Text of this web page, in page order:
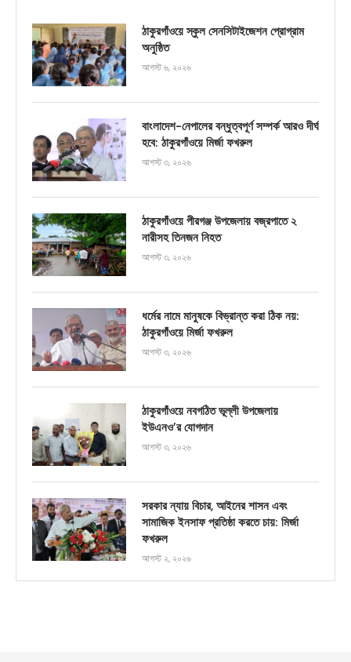
ঠাকুরগাঁওয়ে স্কুল সেনসিটাইজেশন প্রোগ্রাম
অনুষ্ঠিত
আগস্ট ৬, ২০২৬
বাংলাদেশ-নেপালের বন্ধুত্বপূর্ণ সম্পর্ক আরও দীর্ঘ
হবে: ঠাকুরগাঁওয়ে মির্জা ফখরুল
আগস্ট ৩, ২০২৬
ঠাকুরগাঁওয়ে পীরগঞ্জ উপজেলায় বজ্রপাতে ২
নারীসহ তিনজন নিহত
আগস্ট ৩, ২০২৬
ধর্মের নামে মানুষকে বিভ্রান্ত করা ঠিক নয়:
ঠাকুরগাঁওয়ে মির্জা ফখরুল
আগস্ট ৩, ২০২৬
ঠাকুরগাঁওয়ে নবগঠিত ভূল্লী উপজেলায়
ইউএনও’র যোগদান
আগস্ট ৩, ২০২৬
সরকার ন্যায় বিচার, আইনের শাসন এবং
সামাজিক ইনসাফ প্রতিষ্ঠা করতে চায়: মির্জা
ফখরুল
আগস্ট ২, ২০২৬